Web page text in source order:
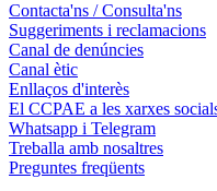
Contacta'ns / Consulta'ns
Suggeriments i reclamacions
Canal de denúncies
Canal ètic
Enllaços d'interès
El CCPAE a les xarxes
Whatsapp i Telegram
Treballa amb nosaltres
Preguntes freqüents